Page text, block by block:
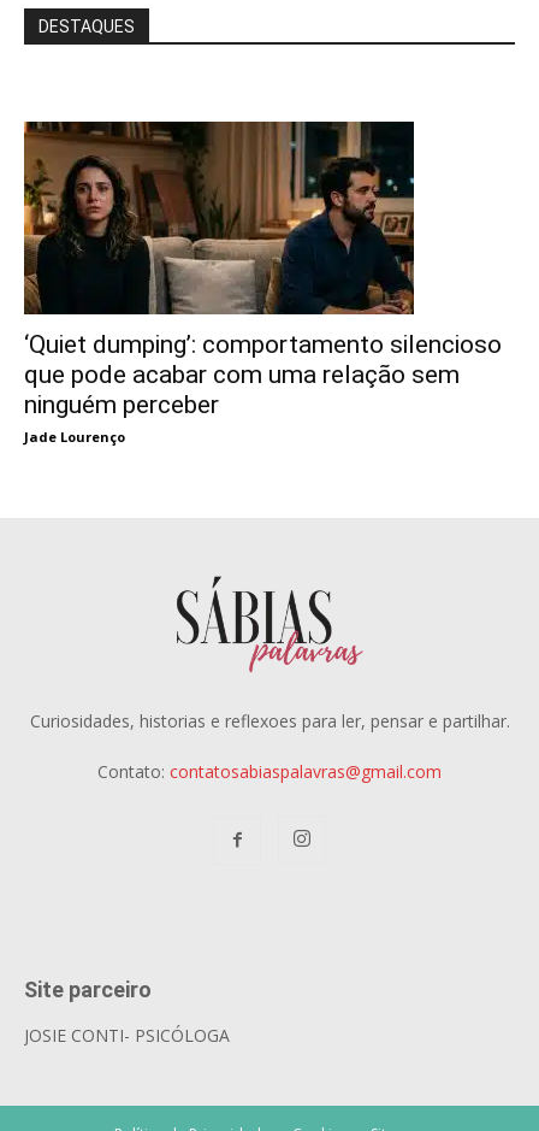
DESTAQUES
‘Quiet dumping’: comportamento silencioso
que pode acabar com uma relação sem
ninguém perceber
Jade Lourenço
Curiosidades, historias e reflexoes para ler, pensar e partilhar.
Contato: contatosabiaspalavras@gmail.com
Site parceiro
JOSIE CONTI- PSICÓLOGA